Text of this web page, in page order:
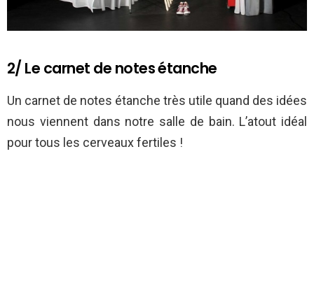
2/ Le carnet de notes étanche
Un carnet de notes étanche très utile quand des idées
nous viennent dans notre salle de bain. L’atout idéal
pour tous les cerveaux fertiles !